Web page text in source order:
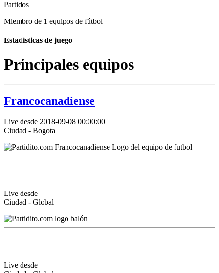
Partidos
Miembro de 1 equipos de fútbol
Estadisticas de juego
Principales equipos
Francocanadiense
Live desde 2018-09-08 00:00:00
Ciudad - Bogota
Live desde
Ciudad - Global
Live desde